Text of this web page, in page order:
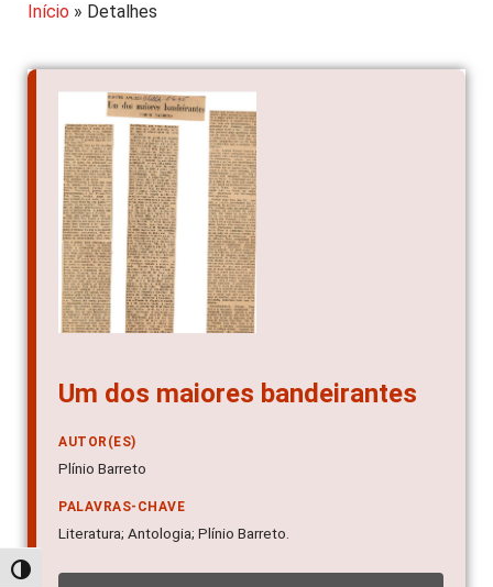
Alternar alto contraste
Início » Detalhes
Um dos maiores bandeirantes
AUTOR(ES)
Plínio Barreto
PALAVRAS-CHAVE
Literatura; Antologia; Plínio Barreto.